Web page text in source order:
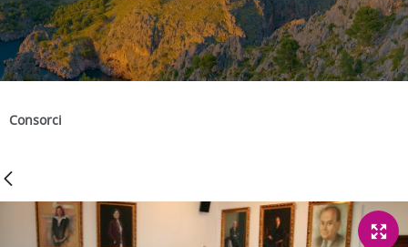
Consorci